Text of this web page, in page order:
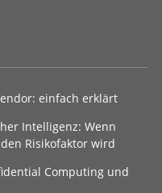
einfach erklärt
Intelligenz: Wenn
Risikofaktor wird
Computing und